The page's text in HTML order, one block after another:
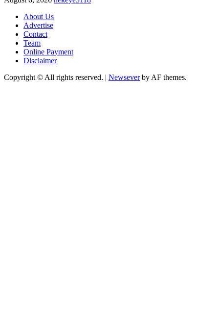
About Us
Advertise
Contact
Team
Online Payment
Disclaimer
Copyright © All rights reserved. | Newseverby AF themes.